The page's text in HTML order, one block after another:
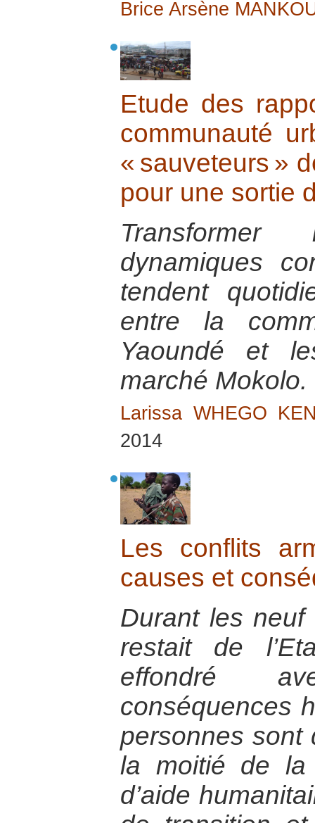
Brice Arsène
Etude des
communauté
« sauveteurs »
pour une sortie
dynamiques
tendent
entre la
Yaoundé et
marché Mokolo.
Larissa WHEGO
2014
Les conflits
causes et
Durant les
restait de
effondré
conséquences
personnes sont
la moitié de la
d’aide